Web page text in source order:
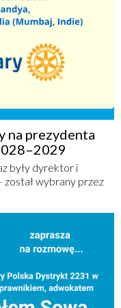
na prezydenta
były dyrektor i
wybrany przez